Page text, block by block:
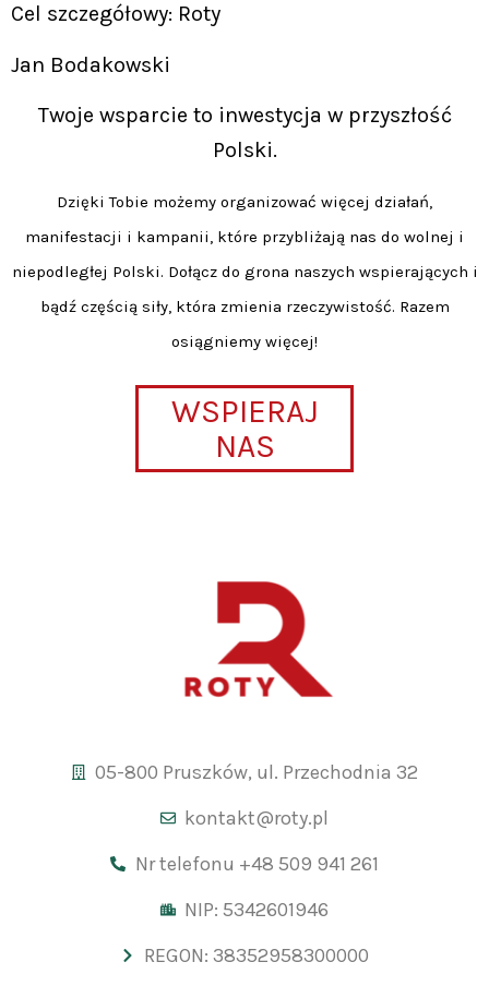
Cel szczegółowy: Roty
Jan Bodakowski
Twoje wsparcie to inwestycja w przyszłość
Polski.
Dzięki Tobie możemy organizować więcej działań,
manifestacji i kampanii, które przybliżają nas do wolnej i
niepodległej Polski. Dołącz do grona naszych wspierających i
bądź częścią siły, która zmienia rzeczywistość. Razem
osiągniemy więcej!
WSPIERAJ
NAS
05-800 Pruszków, ul. Przechodnia 32
kontakt@roty.pl
Nr telefonu +48 509 941 261
NIP: 5342601946
REGON: 38352958300000